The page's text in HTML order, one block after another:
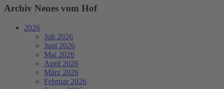
Archiv Neues vom Hof
2026
Juli 2026
Juni 2026
Mai 2026
April 2026
März 2026
Februar 2026